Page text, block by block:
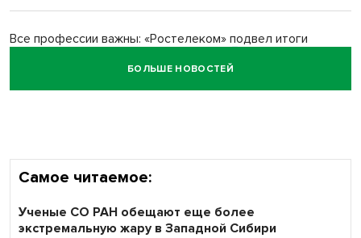
Все профессии важны: «Ростелеком» подвел итоги
БОЛЬШЕ НОВОСТЕЙ
Самое читаемое:
Ученые СО РАН обещают еще более
экстремальную жару в Западной Сибири